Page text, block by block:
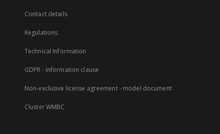
Contact details
Regulations
Technical Information
GDPR - Information clause
Non-exclusive license agreement - model document
Cluster WMBC